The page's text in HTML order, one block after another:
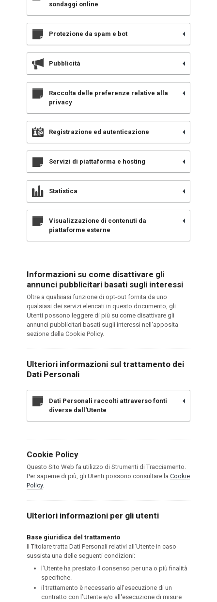
sondaggi online
Protezione da spam e bot
Pubblicità
Raccolta delle preferenze relative alla
privacy
Registrazione ed autenticazione
Servizi di piattaforma e hosting
Statistica
Visualizzazione di contenuti da
piattaforme esterne
Informazioni su come disattivare gli
annunci pubblicitari basati sugli interessi
Oltre a qualsiasi funzione di opt-out fornita da uno
qualsiasi dei servizi elencati in questo documento, gli
Utenti possono leggere di più su come disattivare gli
annunci pubblicitari basati sugli interessi nell'apposita
sezione della Cookie Policy.
Ulteriori informazioni sul trattamento dei
Dati Personali
Dati Personali raccolti attraverso fonti
diverse dall'Utente
Cookie Policy
Questo Sito Web fa utilizzo di Strumenti di Tracciamento.
Per saperne di più, gli Utenti possono consultare la Cookie
Policy.
Ulteriori informazioni per gli utenti
Base giuridica del trattamento
Il Titolare tratta Dati Personali relativi all’Utente in caso
sussista una delle seguenti condizioni:
l’Utente ha prestato il consenso per una o più finalità
specifiche.
il trattamento è necessario all'esecuzione di un
contratto con l’Utente e/o all'esecuzione di misure